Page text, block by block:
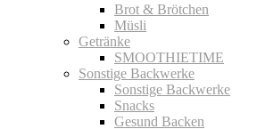
Brot & Brötchen
Müsli
Getränke
SMOOTHIETIME
Sonstige Backwerke
Sonstige Backwerke
Snacks
Gesund Backen